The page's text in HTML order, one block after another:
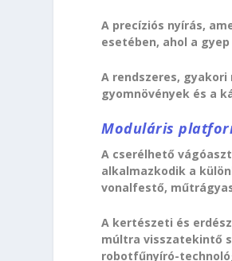
A precíziós nyírás,
esetében, ahol a
A rendszeres,
gyomnövények és a
Moduláris
A cserélhető
alkalmazkodik a
vonalfestő,
A kertészeti és
múltra visszatekintő
robotfűnyíró-